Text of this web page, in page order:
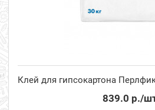
Клей для гипсокартона
839.0 р./